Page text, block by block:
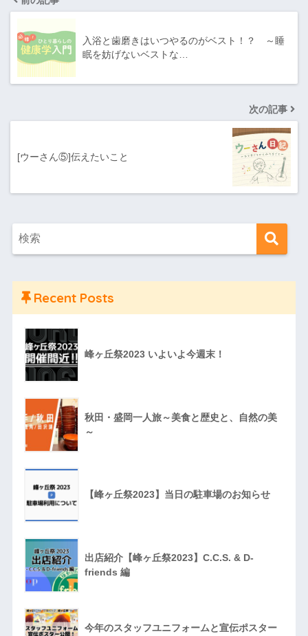
入浴と歯磨きはいつやるのがベスト！？ ～睡
眠を妨げないベストな…
次の記事
[ウーさん⑤]伝えたいこと
Recent Posts
峰ヶ丘祭2023 いよいよ今週末！
秋田・盛岡一人旅～美食と歴史と、自然の美
～
【峰ヶ丘祭2023】当日の駐車場のお知らせ
出店紹介【峰ヶ丘祭2023】C.C.S. & D-
friends 編
今年のスタッフユニフォームと宣伝ポスター